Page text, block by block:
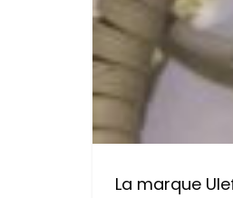
La marque